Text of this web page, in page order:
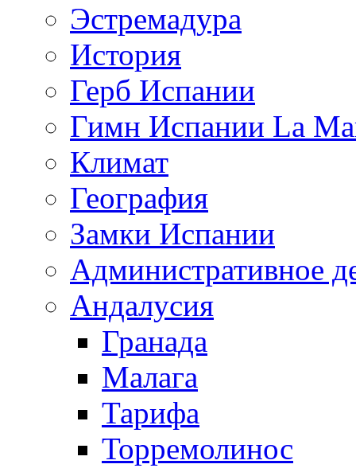
Эстремадура
История
Герб Испании
Гимн Испании La
Климат
География
Замки Испании
Административное
Андалусия
Гранада
Малага
Тарифа
Торремолинос